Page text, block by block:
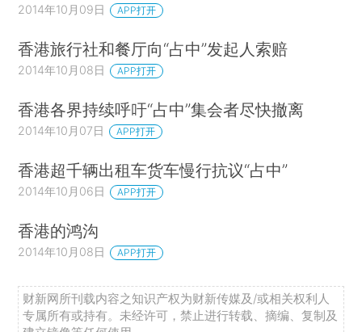
2014年10月09日 APP打开
香港旅行社和餐厅向“占中”发起人索赔
2014年10月08日 APP打开
香港各界持续呼吁“占中”集会者尽快撤离
2014年10月07日 APP打开
香港超千辆出租车货车慢行抗议“占中”
2014年10月06日 APP打开
香港的鸿沟
2014年10月08日 APP打开
财新网所刊载内容之知识产权为财新传媒及/或相关权利人
专属所有或持有。未经许可，禁止进行转载、摘编、复制及